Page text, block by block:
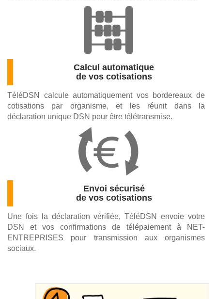
Calcul automatique
de vos cotisations
TéléDSN calcule automatiquement vos bordereaux de
cotisations par organisme, et les réunit dans la
déclaration unique DSN pour être télétransmise.
Envoi sécurisé
de vos cotisations
Une fois la déclaration vérifiée, TéléDSN envoie votre
DSN et vos confirmations de télépaiement à NET-
ENTREPRISES pour transmission aux organismes
sociaux.